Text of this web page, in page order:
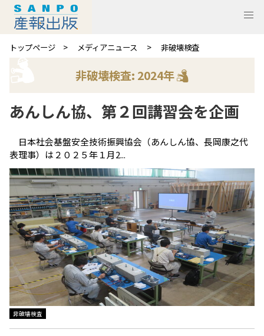
トップページ メディアニュース 非破壊検査
非破壊検査: 2024年
あんしん協、第２回講習会を企画
日本社会基盤安全技術振興協会（あんしん協、長岡康之代
表理事）は２０２５年１月2...
非破壊検査